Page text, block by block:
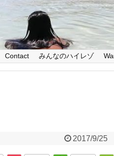
Contact みんなのハイレゾ
2017/9/25